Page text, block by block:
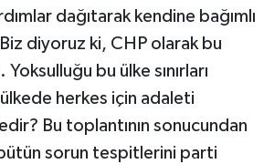
dağıtarak kendine bağımlı
diyoruz ki, CHP olarak bu
bu ülke sınırları
herkes için adaleti
Bu toplantının sonucundan
bütün sorun tespitlerini parti